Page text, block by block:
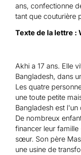
ans, confectionne
tant que couturière
Texte de la lettre :
Akhi a 17 ans. Elle
Bangladesh, dans
Les quatre
une toute petite
Bangladesh est
De nombreux
financer leur
sœur. Son père
une usine de